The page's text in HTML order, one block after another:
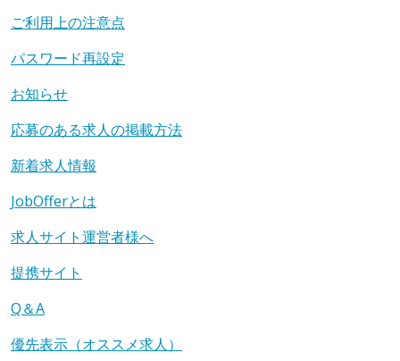
ご利用上の注意点
パスワード再設定
お知らせ
応募のある求人の掲載方法
新着求人情報
JobOfferとは
求人サイト運営者様へ
提携サイト
Q＆A
優先表示（オススメ求人）